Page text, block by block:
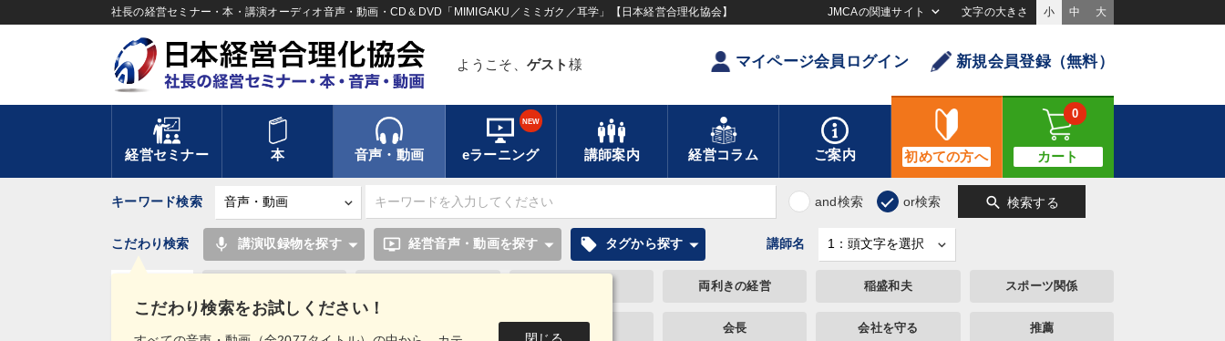
社長の経営セミナー・本・講演オーディオ音声・動画・CD＆DVD「MIMIGAKU／ミミガク／耳学」【日本経営合理化協会】 JMCAの関連サイト 文字の大きさ 小 中 大
ようこそ、 ゲスト 様 マイページ会員ログイン 新規会員登録（無料）
経営セミナー 本 音声・動画 eラーニング
NEW
講師案内 経営コラム ご案内 初めての方へ カート
0
キーワード検索 and検索 or検索 search 検索する
こだわり検索をお試しください！
こだわり検索 mic 講演収録物を探す ondemand_video 経営音声・動画を探す local_offer タグから探す 講師名
両利きの経営 稲盛和夫 スポーツ関係
通信販売 会長 会社を守る 推薦